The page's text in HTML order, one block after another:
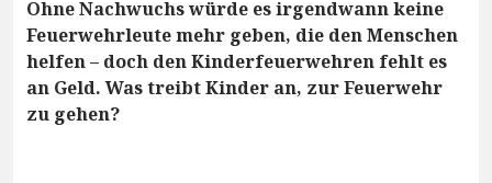
Ohne Nachwuchs würde es irgendwann keine
Feuerwehrleute mehr geben, die den Menschen
helfen – doch den Kinderfeuerwehren fehlt es
an Geld. Was treibt Kinder an, zur Feuerwehr
zu gehen?